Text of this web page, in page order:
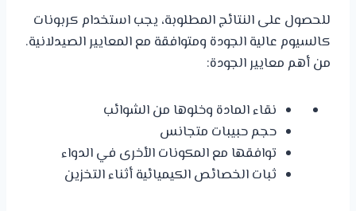
للحصول على النتائج المطلوبة، يجب استخدام كربونات
كالسيوم عالية الجودة ومتوافقة مع المعايير الصيدلانية.
من أهم معايير الجودة:
نقاء المادة وخلوها من الشوائب
حجم حبيبات متجانس
توافقها مع المكونات الأخرى في الدواء
ثبات الخصائص الكيميائية أثناء التخزين